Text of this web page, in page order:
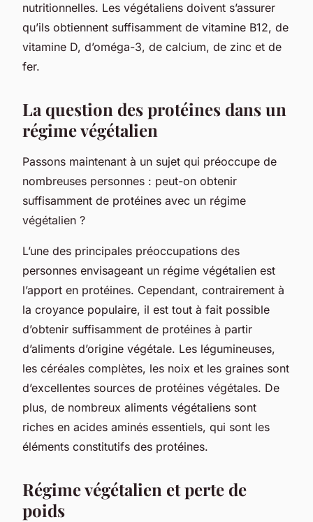
nutritionnelles. Les végétaliens doivent s’assurer
qu’ils obtiennent suffisamment de vitamine B12, de
vitamine D, d’oméga-3, de calcium, de zinc et de
fer.
La question des protéines dans un
régime végétalien
Passons maintenant à un sujet qui préoccupe de
nombreuses personnes : peut-on obtenir
suffisamment de protéines avec un régime
végétalien ?
L’une des principales préoccupations des
personnes envisageant un régime végétalien est
l’apport en protéines. Cependant, contrairement à
la croyance populaire, il est tout à fait possible
d’obtenir suffisamment de protéines à partir
d’aliments d’origine végétale. Les légumineuses,
les céréales complètes, les noix et les graines sont
d’excellentes sources de protéines végétales. De
plus, de nombreux aliments végétaliens sont
riches en acides aminés essentiels, qui sont les
éléments constitutifs des protéines.
Régime végétalien et perte de
poids